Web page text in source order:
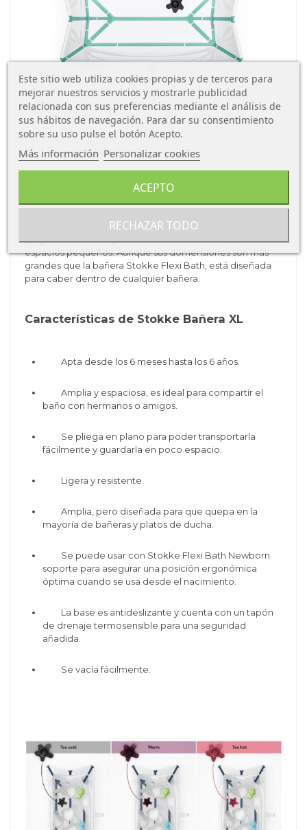
Fácil de plegar y almacenar
Flexi Bath Stokke XL es una de las bañeras bebé
plegables más compactas del mercado. Ideal para
espacios pequeños. Aunque sus domensiones son más
grandes que la bañera Stokke Flexi Bath, está diseñada
para caber dentro de cualquier bañera.
Características de Stokke Bañera XL
Apta desde los 6 meses hasta los 6 años.
Amplia y espaciosa, es ideal para compartir el
baño con hermanos o amigos.
Se pliega en plano para poder transportarla
fácilmente y guardarla en poco espacio.
Ligera y resistente.
Amplia, pero diseñada para que quepa en la
mayoría de bañeras y platos de ducha.
Se puede usar con Stokke Flexi Bath Newborn
soporte para asegurar una posición ergonómica
óptima cuando se usa desde el nacimiento.
La base es antideslizante y cuenta con un tapón
de drenaje termosensible para una seguridad
añadida.
Se vacía fácilmente.
Este sitio web utiliza cookies propias y de terceros para
mejorar nuestros servicios y mostrarle publicidad
relacionada con sus preferencias mediante el análisis de
sus hábitos de navegación. Para dar su consentimiento
sobre su uso pulse el botón Acepto.
Más información Personalizar cookies
RECHAZAR TODO
ACEPTO